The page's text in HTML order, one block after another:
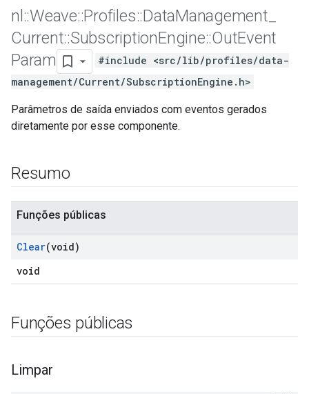
nl ::Weave::Profiles::DataManagement
Current::SubscriptionEngine::OutEvent
Param
#include <src/lib/profiles/data-
management/Current/SubscriptionEngine.h>
Parâmetros de saída enviados com eventos gerados
diretamente por esse componente.
Resumo
Funções públicas
Clear(void)
void
Funções públicas
Limpar